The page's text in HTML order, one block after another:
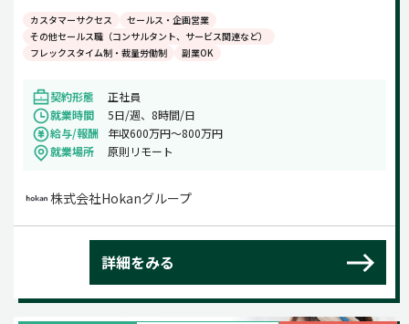
カスタマーサクセス
セールス・企画営業
その他セールス職（コンサルタント、サービス関連など）
フレックスタイム制・裁量労働制
副業OK
契約形態
正社員
就業時間
5日/週、8時間/日
給与/報酬
年収600万円～800万円
就業場所
原則リモート
株式会社Hokanグループ
詳細をみる